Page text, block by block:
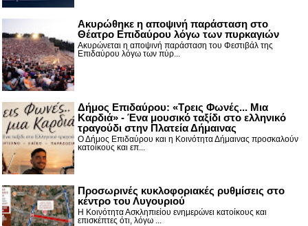
Ακυρώθηκε η αποψινή παράσταση στο
Θέατρο Επιδαύρου λόγω των πυρκαγιών
Ακυρώνεται η αποψινή παράσταση του Φεστιβάλ της
Επιδαύρου λόγω των πύρ...
Δήμος Επιδαύρου: «Τρεις Φωνές... Μια
Καρδιά» - Ένα μουσικό ταξίδι στο ελληνικό
τραγούδι στην Πλατεία Δήμαινας
Ο Δήμος Επιδαύρου και η Κοινότητα Δήμαινας προσκαλούν
κατοίκους και επ...
Προσωρινές κυκλοφοριακές ρυθμίσεις στο
κέντρο του Λυγουριού
Η Κοινότητα Ασκληπιείου ενημερώνει κατοίκους και
επισκέπτες ότι, λόγω ...